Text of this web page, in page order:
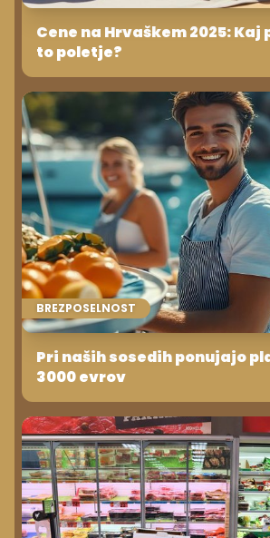
Cene na Hrvaškem 2025:
to poletje?
BREZPOSELNOST
Pri naših sosedih ponujajo
3000 evrov